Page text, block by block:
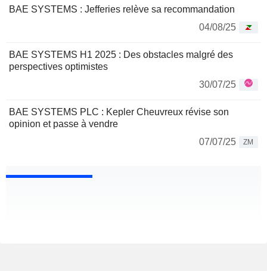
BAE SYSTEMS : Jefferies relève sa recommandation
04/08/25
BAE SYSTEMS H1 2025 : Des obstacles malgré des
perspectives optimistes
30/07/25
BAE SYSTEMS PLC : Kepler Cheuvreux révise son
opinion et passe à vendre
07/07/25
ZM